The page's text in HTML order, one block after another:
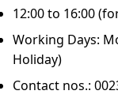
12:00 to 16:00
Working Days:
Holiday)
Contact nos.: